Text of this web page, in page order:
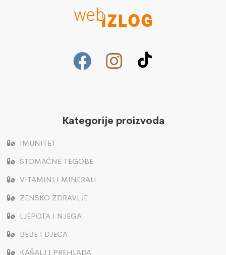
Kategorije proizvoda
IMUNITET
STOMAČNE TEGOBE
VITAMINI I MINERALI
ZENSKO ZDRAVLJE
LJEPOTA I NJEGA
BEBE I DJECA
KAŠALJ I PREHLADA